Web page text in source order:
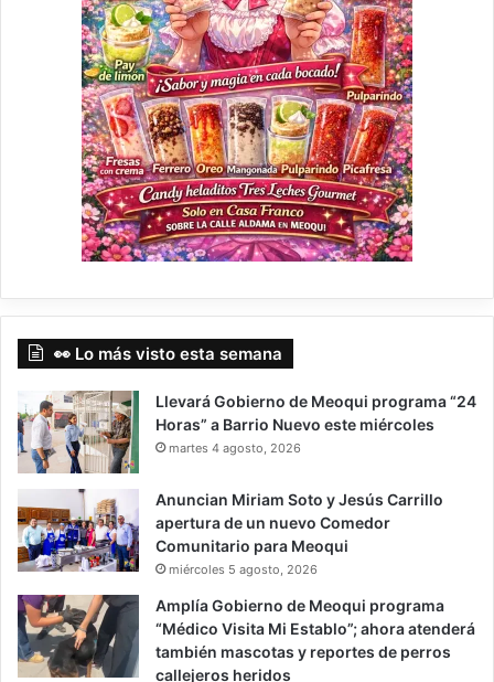
👀 Lo más visto esta semana
Llevará Gobierno de Meoqui programa “24
Horas” a Barrio Nuevo este miércoles
martes 4 agosto, 2026
Anuncian Miriam Soto y Jesús Carrillo
apertura de un nuevo Comedor
Comunitario para Meoqui
miércoles 5 agosto, 2026
Amplía Gobierno de Meoqui programa
“Médico Visita Mi Establo”; ahora atenderá
también mascotas y reportes de perros
callejeros heridos